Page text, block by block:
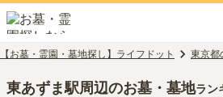
【お墓・霊園・墓地探し】ライフドット 東京都
東あずま駅周辺のお墓・墓地ラン